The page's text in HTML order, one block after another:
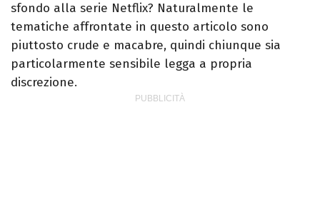
sfondo alla serie Netflix? Naturalmente le
tematiche affrontate in questo articolo sono
piuttosto crude e macabre, quindi chiunque sia
particolarmente sensibile legga a propria
discrezione.